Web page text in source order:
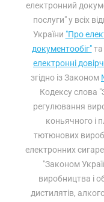
електронний
послуги" у всіх
України "Про
документообіг"та
електронні
згідно із Законом
Кодексу слова
регулювання
коньячного і
тютюнових
електронних
"Законом
виробництва і
дистилятів,